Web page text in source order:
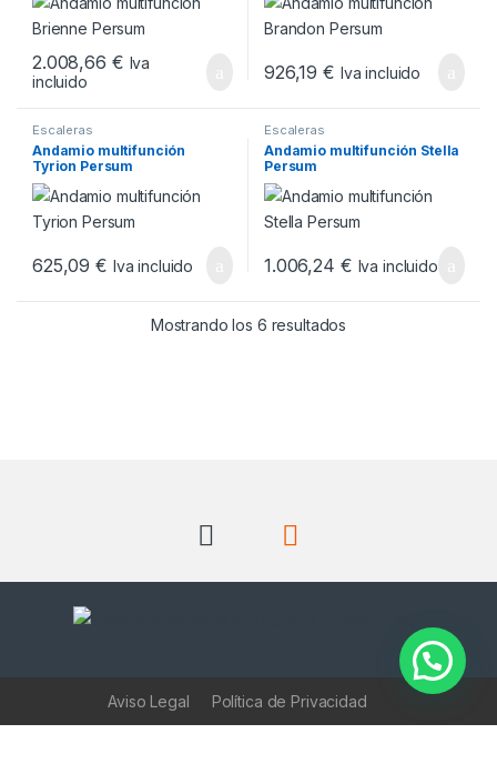
2.008,66 € Iva
incluido
926,19€ Iva incluido
Escaleras
Andamio multifunción
Tyrion Persum
625,09€ Iva incluido
Escaleras
Andamio multifunción Stella
Persum
1.006,24 € Iva incluido
Mostrando los 6 resultados
Aviso Legal Política de Privacidad